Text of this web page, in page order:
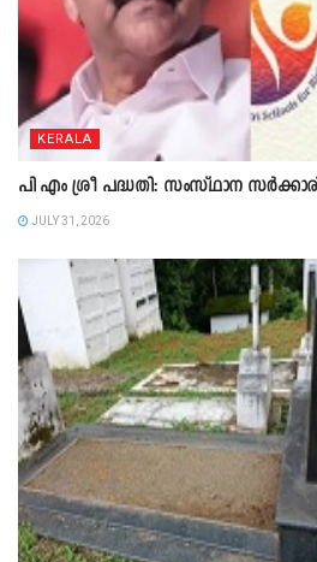
KERALA
പി എം ശ്രീ പദ്ധതി: സംസ്ഥാന
JULY 31, 2026